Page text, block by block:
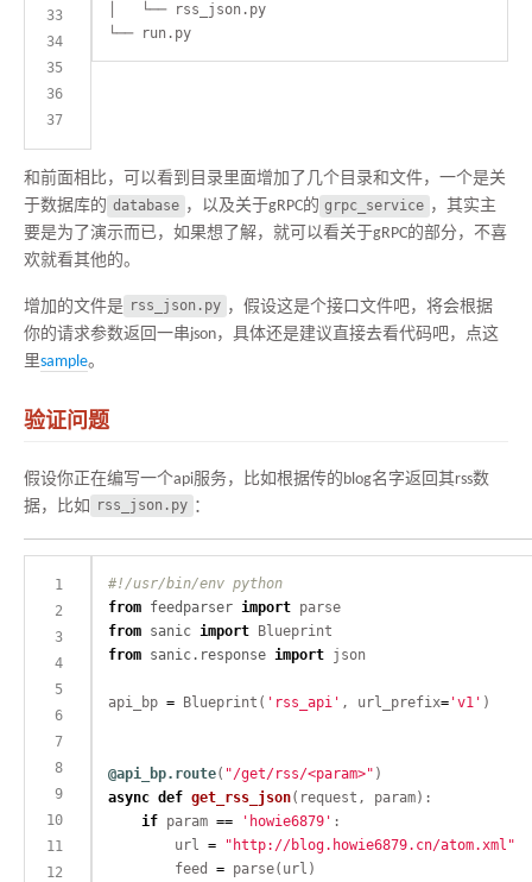
33
34
35
36
37
│   └── rss_json.py
└── run.py
和前面相比，可以看到目录里面增加了几个目录和文件，一个是关
于数据库的 database ，以及关于gRPC的 grpc_service ，其实主
要是为了演示而已，如果想了解，就可以看关于gRPC的部分，不喜
欢就看其他的。
增加的文件是 rss_json.py ，假设这是个接口文件吧，将会根据
你的请求参数返回一串json，具体还是建议直接去看代码吧，点这
里sample。
验证问题
假设你正在编写一个api服务，比如根据传的blog名字返回其rss数
据，比如
rss_json.py ：
1
2
3
4
5
6
7
8
9
10
11
12
#!/usr/bin/env python
from feedparser import
parse
from sanic import
from sanic.response import json
api_bp = Blueprint( 'rss_api' , url_prefix='v1'
@api_bp.route( "/get/rss/<param>"
async def get_rss_json
if param == 'howie6879'
        url
=
"http://blog.howie6879.cn/atom.xml"
        feed
=